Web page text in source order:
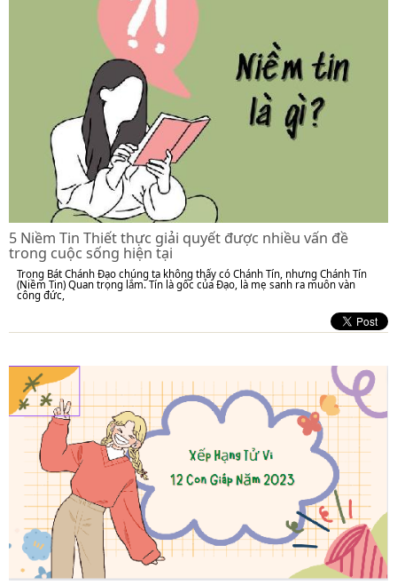
5 Niềm Tin Thiết thực giải quyết được nhiều vấn đề
trong cuộc sống hiện tại
Trong Bát Chánh Đạo chúng ta không thấy có Chánh Tín, nhưng Chánh Tín
(Niềm Tin) Quan trọng lắm. Tín là gốc của Đạo, là mẹ sanh ra muôn vàn
công đức,